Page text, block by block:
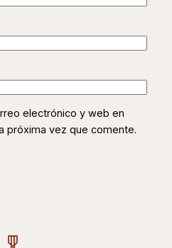
electrónico y web en
próxima vez que comente.